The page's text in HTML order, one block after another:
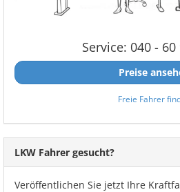
Service: 040 - 60
Preise
Freie Fahrer
LKW Fahrer gesucht?
Veröffentlichen Sie jetzt Ihre